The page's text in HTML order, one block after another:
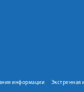
информации Экстренная